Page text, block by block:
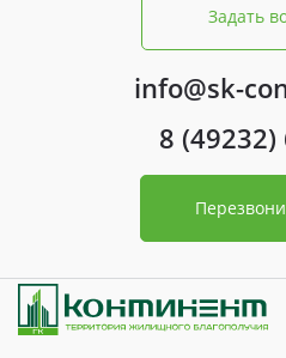
Задать
info@sk-
8 (49232)